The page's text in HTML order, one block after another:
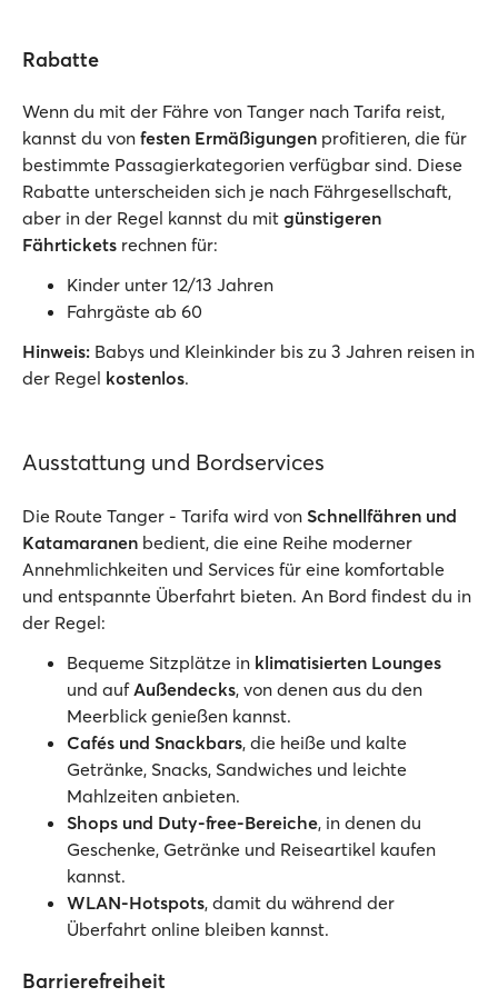
Rabatte
Wenn du mit der Fähre von Tanger nach Tarifa reist,
kannst du von festen Ermäßigungen profitieren, die für
bestimmte Passagierkategorien verfügbar sind. Diese
Rabatte unterscheiden sich je nach Fährgesellschaft,
aber in der Regel kannst du mit günstigeren
Fährtickets rechnen für:
Kinder unter 12/13 Jahren
Fahrgäste ab 60
Hinweis: Babys und Kleinkinder bis zu 3 Jahren reisen in
der Regel kostenlos.
Ausstattung und Bordservices
Die Route Tanger - Tarifa wird von Schnellfähren und
Katamaranen bedient, die eine Reihe moderner
Annehmlichkeiten und Services für eine komfortable
und entspannte Überfahrt bieten. An Bord findest du in
der Regel:
Bequeme Sitzplätze in klimatisierten Lounges
und aufAußendecks, von denen aus du den
Meerblick genießen kannst.
Cafés und Snackbars, die heiße und kalte
Getränke, Snacks, Sandwiches und leichte
Mahlzeiten anbieten.
Shops und Duty-free-Bereiche, in denen du
Geschenke, Getränke und Reiseartikel kaufen
kannst.
WLAN-Hotspots, damit du während der
Überfahrt online bleiben kannst.
Barrierefreiheit